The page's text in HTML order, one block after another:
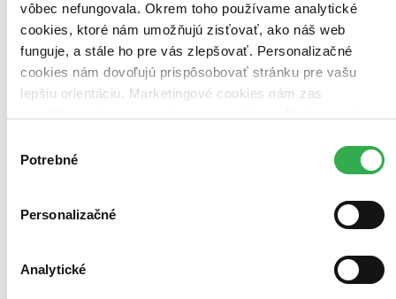
vôbec nefungovala. Okrem toho používame analytické
cookies, ktoré nám umožňujú zisťovať, ako náš web
funguje, a stále ho pre vás zlepšovať. Personalizačné
cookies nám dovoľujú prispôsobovať stránku pre vašu
lepšiu orientáciu. Marketingové cookies nám zas
keby sme mohli používať všetky tieto cookies. Ďakujeme!
súhlasu
Potrebné
Personalizačné
Analytické
Použité filtre
Zrušiť filtre
Účinkuje Denholm Elliot
Režisér Steven Spielberg